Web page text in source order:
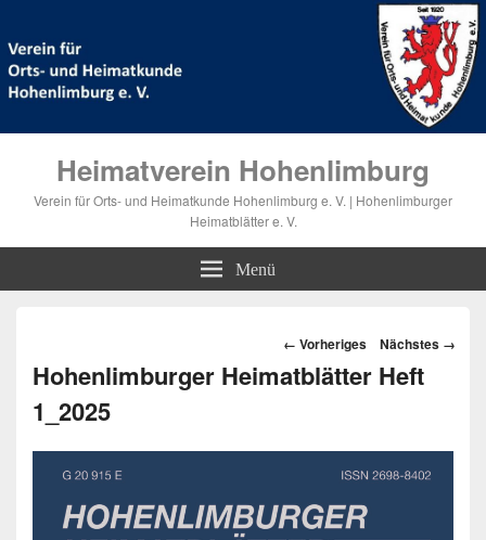
Heimatverein Hohenlimburg
Verein für Orts- und Heimatkunde Hohenlimburg e. V. | Hohenlimburger
Heimatblätter e. V.
Menü
Bilder-
Navigation
← Vorheriges Nächstes →
Hohenlimburger Heimatblätter Heft
1_2025